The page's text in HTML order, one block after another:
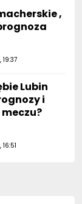
,
19:37
Lubin
i